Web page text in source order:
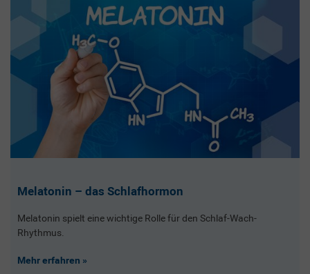
Melatonin – das Schlafhormon
Melatonin spielt eine wichtige Rolle für den Schlaf-Wach-
Rhythmus.
Mehr erfahren